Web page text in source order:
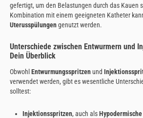
gefertigt, um den Belastungen durch das Kauen
Kombination mit einem geeigneten Katheter
Uterusspülungengenutzt werden.
Unterschiede zwischen Entwurmern und
Dein Überblick
Obwohl Entwurmungsspritzen und
verwendet werden, gibt es wesentliche
solltest:
Injektionsspritzen, auch als